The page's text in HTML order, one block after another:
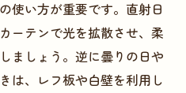
しく撮る方法
える柔らかなポートレ
使い方が重要です。直射日
ーテンで光を拡散させ、柔
ましょう。逆に曇りの日や
は、レフ板や白壁を利用し